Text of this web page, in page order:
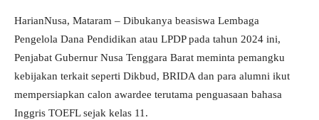
HarianNusa, Mataram – Dibukanya beasiswa Lembaga
Pengelola Dana Pendidikan atau LPDP pada tahun 2024 ini,
Penjabat Gubernur Nusa Tenggara Barat meminta pemangku
kebijakan terkait seperti Dikbud, BRIDA dan para alumni ikut
mempersiapkan calon awardee terutama penguasaan bahasa
Inggris TOEFL sejak kelas 11.